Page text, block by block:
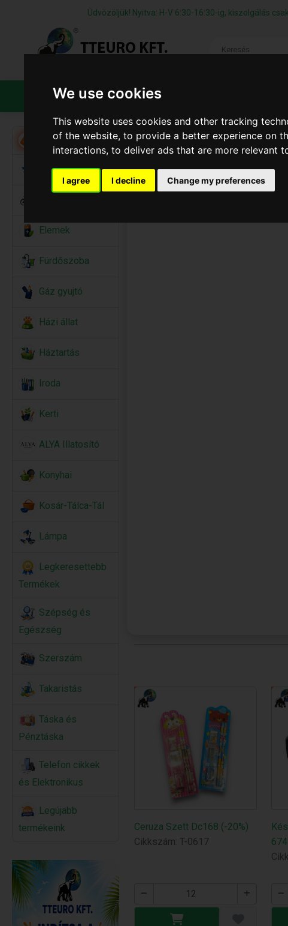
We use cookies
This website uses cookies and other tracking
of the website,to provide a better experience on
interactions,to deliver ads that are more relevant
I agree I decline Change my preferences
Üdvözöljük! Nyitva: H-V 6:30-16:30-ig, kiszolgálás
TERMÉKEK
Akció
Alkalmi Kellékek
Elemek
Fürdőszoba
Gáz gyujtó
Házi állat
Háztartás
Iroda
Kerti
ALYA Illatosító
Konyhai
Kosár-Tálca-Tál
Lámpa
Legkeresettebb
Termékek
Szépség és
Egészség
Szerszám
Takaristás
Táska és
Pénztáska
Telefon cikkek
és Elektronikus
Legújabb
termékeink
Ceruza Szett Dc168 (-20%)
Cikkszám: T-0617